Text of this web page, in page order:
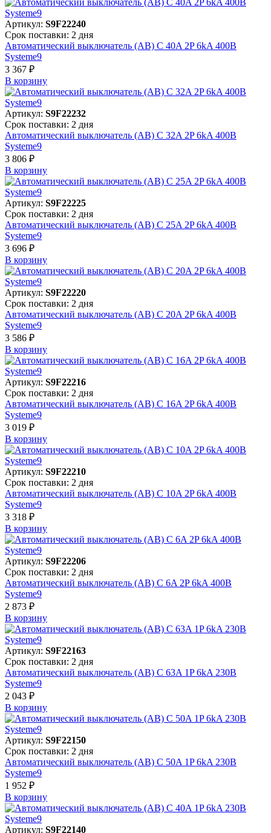
Артикул: S9F22240
Срок поставки: 2 дня
Автоматический выключатель (АВ) C 40A 2P 6kA 400В
Systeme9
3 367 ₽
В корзинy
Артикул: S9F22232
Срок поставки: 2 дня
Автоматический выключатель (АВ) C 32A 2P 6kA 400В
Systeme9
3 806 ₽
В корзинy
Артикул: S9F22225
Срок поставки: 2 дня
Автоматический выключатель (АВ) C 25A 2P 6kA 400В
Systeme9
3 696 ₽
В корзинy
Артикул: S9F22220
Срок поставки: 2 дня
Автоматический выключатель (АВ) C 20A 2P 6kA 400В
Systeme9
3 586 ₽
В корзинy
Артикул: S9F22216
Срок поставки: 2 дня
Автоматический выключатель (АВ) C 16A 2P 6kA 400В
Systeme9
3 019 ₽
В корзинy
Артикул: S9F22210
Срок поставки: 2 дня
Автоматический выключатель (АВ) C 10A 2P 6kA 400В
Systeme9
3 318 ₽
В корзинy
Артикул: S9F22206
Срок поставки: 2 дня
Автоматический выключатель (АВ) C 6A 2P 6kA 400В
Systeme9
2 873 ₽
В корзинy
Артикул: S9F22163
Срок поставки: 2 дня
Автоматический выключатель (АВ) C 63A 1P 6kA 230В
Systeme9
2 043 ₽
В корзинy
Артикул: S9F22150
Срок поставки: 2 дня
Автоматический выключатель (АВ) C 50A 1P 6kA 230В
Systeme9
1 952 ₽
В корзинy
Артикул: S9F22140